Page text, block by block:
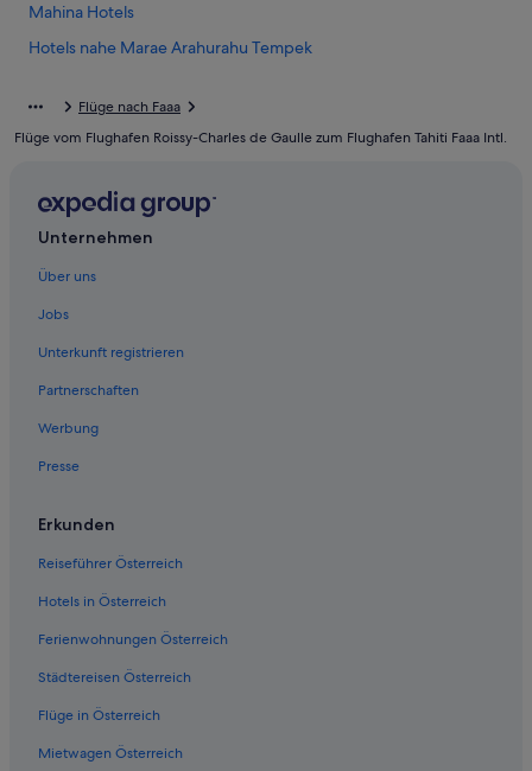
Mahina Hotels
Hotels nahe Marae Arahurahu Tempek
Golf in Papeete
Hotel-Resorts in Papeete
Inseln über dem Winde: Hotels
Flüge nach Faaa
Flüge vom Flughafen Roissy-Charles de Gaulle zum Flughafen Tahiti Faaa Intl.
Unternehmen
Über uns
Jobs
Unterkunft registrieren
Partnerschaften
Werbung
Presse
Erkunden
Reiseführer Österreich
Hotels in Österreich
Ferienwohnungen Österreich
Städtereisen Österreich
Flüge in Österreich
Mietwagen Österreich